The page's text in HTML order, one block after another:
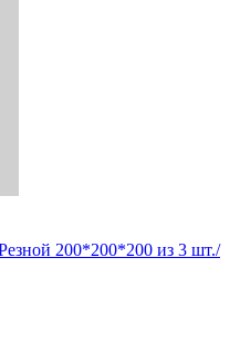
200*200*200 из 3 шт./